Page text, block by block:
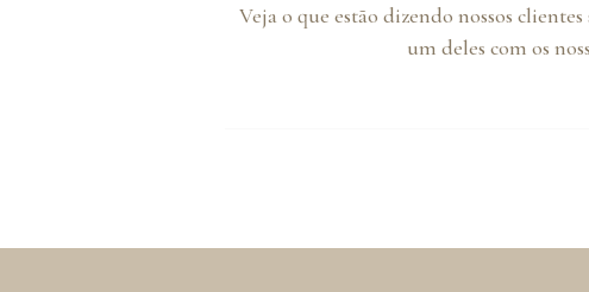
Veja o que estão dizendo nossos
um deles com os